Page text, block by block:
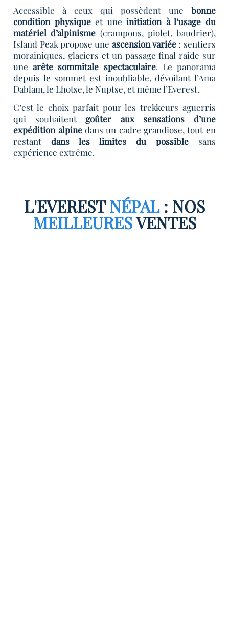
Accessible à ceux qui possèdent une bonne
condition physiqueet uneinitiation à l’usage du
matériel d’alpinisme (crampons, piolet, baudrier),
Island Peak propose une ascension variée: sentiers
morainiques, glaciers et un passage final raide sur
unearête sommitale spectaculaire. Le panorama
depuis le sommet est inoubliable, dévoilant l’Ama
Dablam, le Lhotse, le Nuptse, et même l’Everest.
C’est le choix parfait pour les trekkeurs aguerris
qui souhaitentgoûter aux sensations d’une
expédition alpinedans un cadre grandiose, tout en
restantdans les limites du possiblesans
expérience extrême.
L'EVERESTNÉPAL: NOS
MEILLEURESVENTES